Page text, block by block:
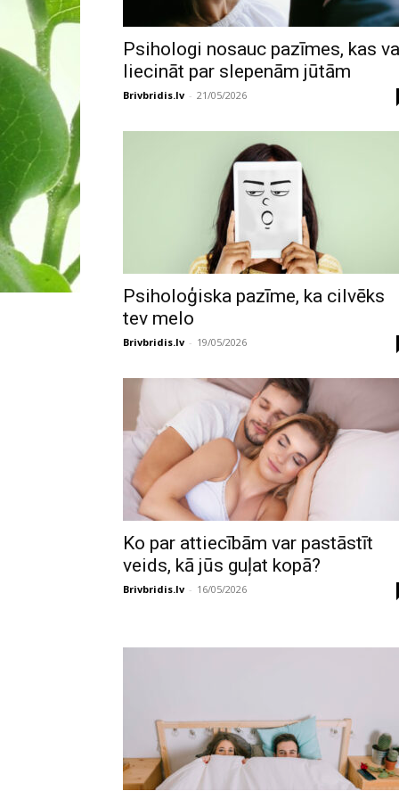
Psihologi nosauc pazīmes, kas
liecināt par slepenām jūtām
Brivbridis.lv - 21/05/2026
Psiholoģiska pazīme, ka cilvēks
tev melo
Brivbridis.lv - 19/05/2026
Ko par attiecībām var pastāstīt
veids, kā jūs guļat kopā?
Brivbridis.lv - 16/05/2026